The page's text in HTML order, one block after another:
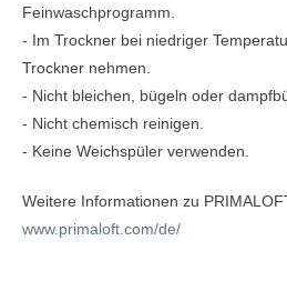
Feinwaschprogramm.
- Im Trockner bei niedriger
Trockner nehmen.
- Nicht bleichen, bügeln oder
- Nicht chemisch reinigen.
- Keine Weichspüler verwenden.
Weitere Informationen zu
www.primaloft.com/de/